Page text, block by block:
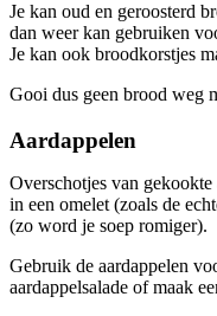
Je kan oud en geroosterd
dan weer kan gebruiken
Je kan ook broodkorstjes
Gooi dus geen brood weg
Aardappelen
Overschotjes van
in een omelet (zoals de
(zo word je soep romiger).
Gebruik de aardappelen
aardappelsalade of maak